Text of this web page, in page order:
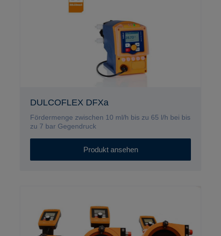
DULCOFLEX DFXa
Fördermenge zwischen 10 ml/h bis zu 65 l/h bei bis
zu 7 bar Gegendruck
Produkt ansehen